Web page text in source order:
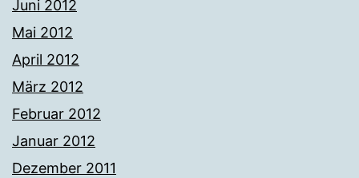
Juni 2012
Mai 2012
April 2012
März 2012
Februar 2012
Januar 2012
Dezember 2011